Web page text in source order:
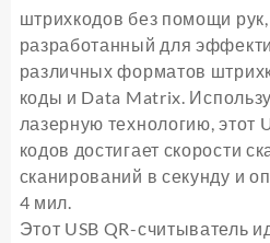
штрихкодов без помощи
разработанный для
различных форматов
коды и Data Matrix.
лазерную технологию, этот
кодов достигает скорости
сканирований в секунду и
4 мил.
Этот USB QR-считыватель